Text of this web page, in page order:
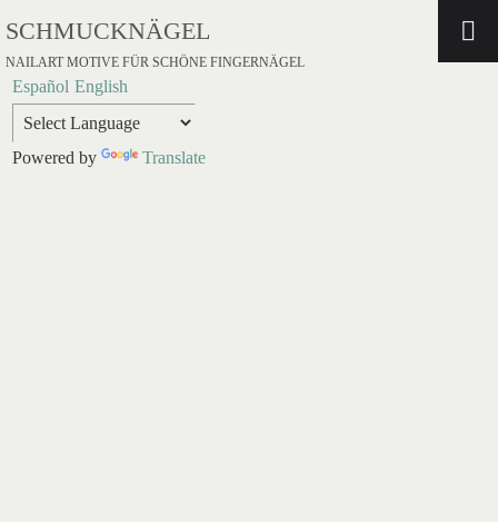
SCHMUCKNÄGEL
NAILART MOTIVE FÜR SCHÖNE FINGERNÄGEL
Español English
Powered by Translate